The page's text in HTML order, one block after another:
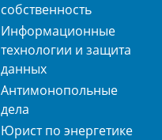
собственность
Информационные
технологии и защита
данных
Антимонопольные
дела
Юрист по энергетике